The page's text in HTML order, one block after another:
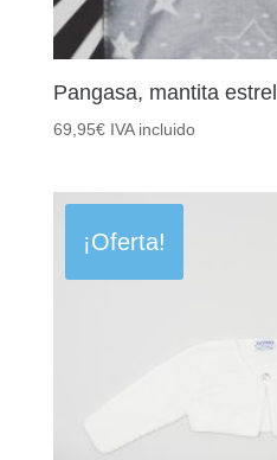
Pangasa, mantita
69,95€ IVA incluido
¡Oferta!